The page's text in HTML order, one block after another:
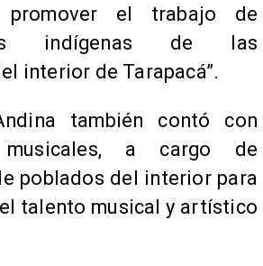
promover el trabajo de
indígenas de las
interior de Tarapacá”.
también contó con
musicales, a cargo de
poblados del interior para
talento musical y artístico